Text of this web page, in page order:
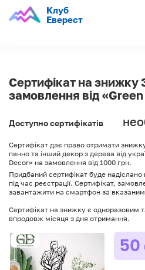
Клуб
Еверест
Сертифікат на знижку
замовлення від
Доступно сертифікатів
Сертифікат дає право отримати
панно та інший декор з дерева від
Decor» на замовлення від 1000 грн.
Придбаний сертифікат буде
під час реєстрації. Сертифікат,
завантажити на смартфон за
Сертифікат на знижку є одноразовим
впродовж місяця з дня отримання.
50